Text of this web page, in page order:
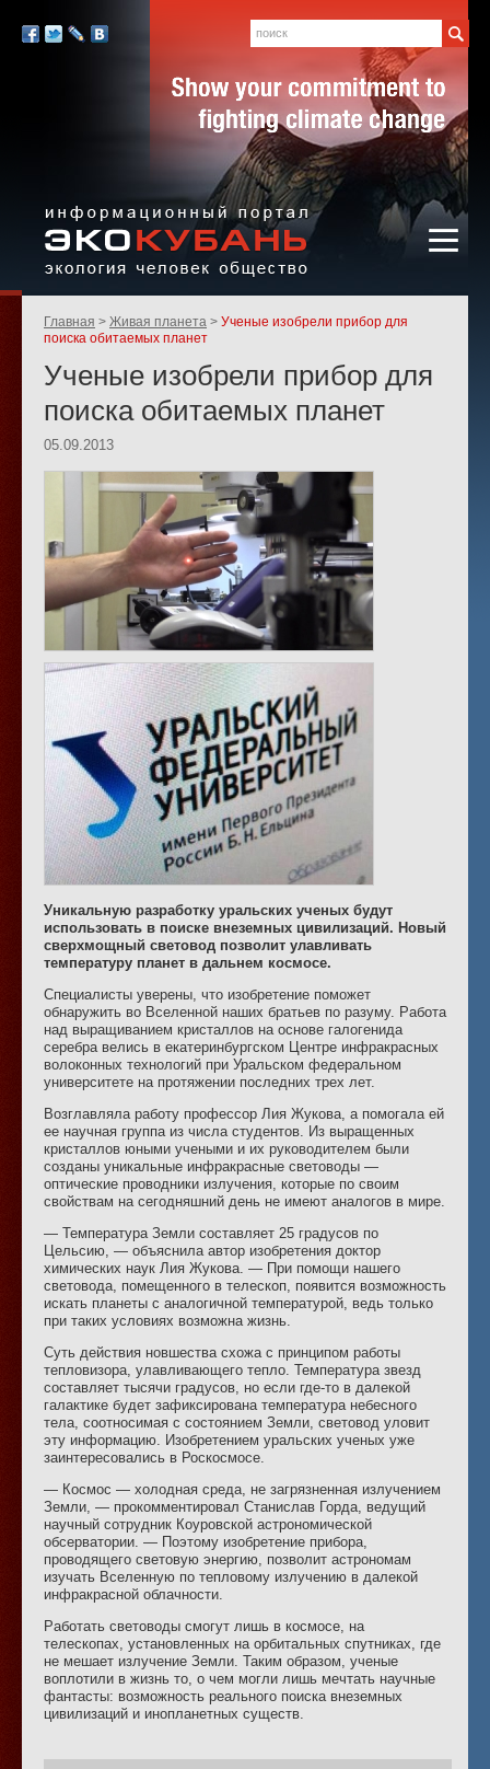
«ЭКО-КУБАНЬ»
человек,
общество
Родительские
страницы:
Главная Живая планета
Ученые изобрели прибор для
поиска обитаемых планет
Ученые изобрели прибор для
поиска обитаемых планет
05.09.2013
Уникальную разработку уральских ученых будут
использовать в поиске внеземных цивилизаций. Новый
сверхмощный световод позволит улавливать
температуру планет в дальнем космосе.
Специалисты уверены, что изобретение поможет
обнаружить во Вселенной наших братьев по разуму. Работа
над выращиванием кристаллов на основе галогенида
серебра велись в екатеринбургском Центре инфракрасных
волоконных технологий при Уральском федеральном
университете на протяжении последних трех лет.
Возглавляла работу профессор Лия Жукова, а помогала ей
ее научная группа из числа студентов. Из выращенных
кристаллов юными учеными и их руководителем были
созданы уникальные инфракрасные световоды —
оптические проводники излучения, которые по своим
свойствам на сегодняшний день не имеют аналогов в мире.
— Температура Земли составляет 25 градусов по
Цельсию, — объяснила автор изобретения доктор
химических наук Лия Жукова. — При помощи нашего
световода, помещенного в телескоп, появится возможность
искать планеты с аналогичной температурой, ведь только
при таких условиях возможна жизнь.
Суть действия новшества схожа с принципом работы
тепловизора, улавливающего тепло. Температура звезд
составляет тысячи градусов, но если где-то в далекой
галактике будет зафиксирована температура небесного
тела, соотносимая с состоянием Земли, световод уловит
эту информацию. Изобретением уральских ученых уже
заинтересовались в Роскосмосе.
— Космос — холодная среда, не загрязненная излучением
Земли, — прокомментировал Станислав Горда, ведущий
научный сотрудник Коуровской астрономической
обсерватории. — Поэтому изобретение прибора,
проводящего световую энергию, позволит астрономам
изучать Вселенную по тепловому излучению в далекой
инфракрасной облачности.
Работать световоды смогут лишь в космосе, на
телескопах, установленных на орбитальных спутниках, где
не мешает излучение Земли. Таким образом, ученые
воплотили в жизнь то, о чем могли лишь мечтать научные
фантасты: возможность реального поиска внеземных
цивилизаций и инопланетных существ.
Мы
Поиск